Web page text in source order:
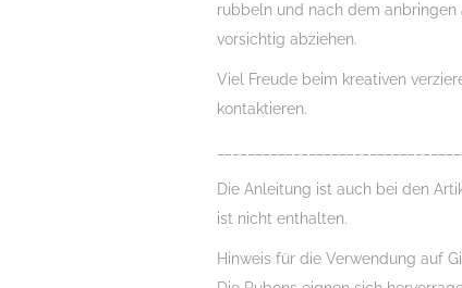
rubbeln und nach dem
vorsichtig abziehen.
Viel Freude beim kreativen
kontaktieren.
Die Anleitung ist auch bei den
ist nicht enthalten.
Hinweis für die Verwendung auf